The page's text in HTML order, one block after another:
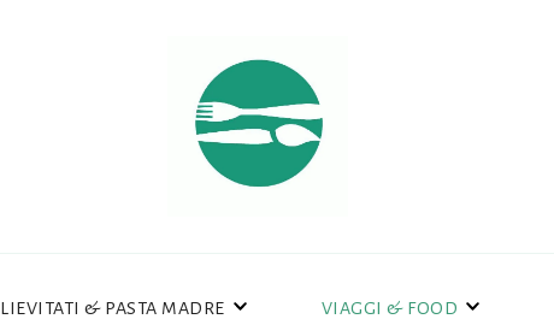
LIEVITATI & PASTA MADRE VIAGGI & FOOD